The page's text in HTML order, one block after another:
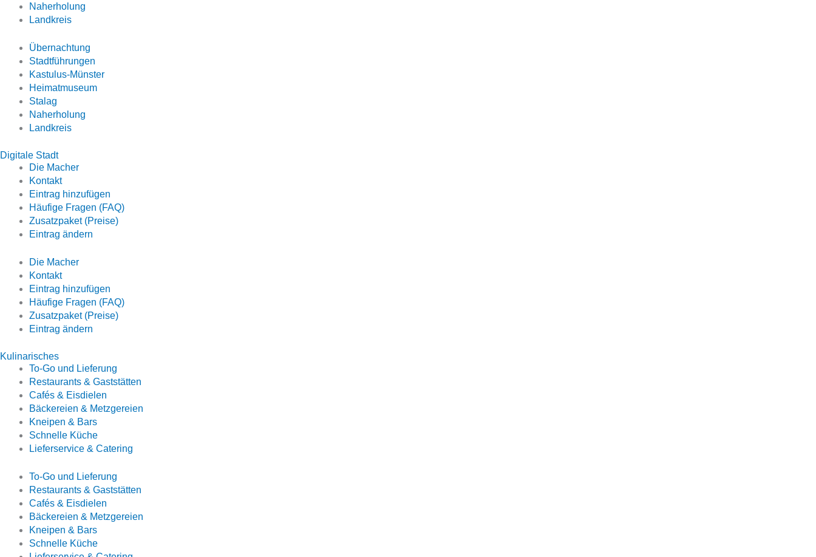
Naherholung
Landkreis
Übernachtung
Stadtführungen
Kastulus-Münster
Heimatmuseum
Stalag
Naherholung
Landkreis
Digitale Stadt
Die Macher
Kontakt
Eintrag hinzufügen
Häufige Fragen (FAQ)
Zusatzpaket (Preise)
Eintrag ändern
Die Macher
Kontakt
Eintrag hinzufügen
Häufige Fragen (FAQ)
Zusatzpaket (Preise)
Eintrag ändern
Kulinarisches
To-Go und Lieferung
Restaurants & Gaststätten
Cafés & Eisdielen
Bäckereien & Metzgereien
Kneipen & Bars
Schnelle Küche
Lieferservice & Catering
To-Go und Lieferung
Restaurants & Gaststätten
Cafés & Eisdielen
Bäckereien & Metzgereien
Kneipen & Bars
Schnelle Küche